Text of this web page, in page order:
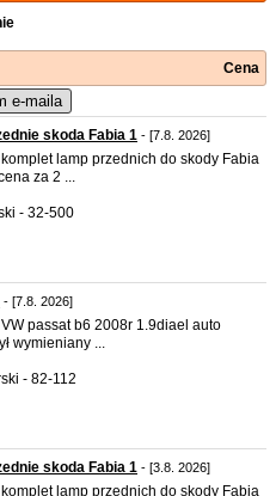
Cena
e-maila
skoda Fabia 1 - [7.8. 2026]
lamp przednich do skody Fabia
za 2 ...
- 32-500
- [7.8. 2026]
passat b6 2008r 1.9diael auto
wymieniany ...
- 82-112
skoda Fabia 1 - [3.8. 2026]
lamp przednich do skody Fabia